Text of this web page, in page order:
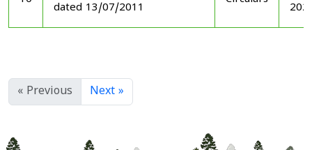
dated 13/07/2011
« Previous Next »